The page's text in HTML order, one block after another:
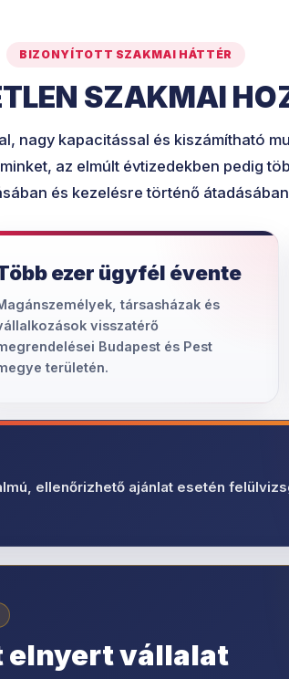
BIZONYÍTOTT SZAKMAI HÁTTÉR
SZAKMAI
nagy kapacitással és kiszámítható
az elmúlt évtizedekben pedig
és kezelésre történő
ezer ügyfél évente
társasházak és
visszatérő
Budapest és Pest
területén.
ellenőrizhető ajánlat esetén
elnyert vállalat